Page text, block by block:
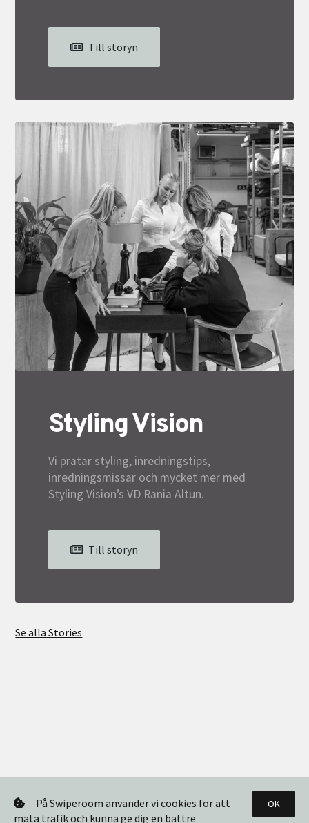
Till storyn
Styling Vision
Vi pratar styling, inredningstips,
inredningsmissar och mycket mer med
Styling Vision’s VD Rania Altun.
Till storyn
Se alla Stories
På Swiperoom använder vi cookies för att
mäta trafik och kunna ge dig en bättre
OK